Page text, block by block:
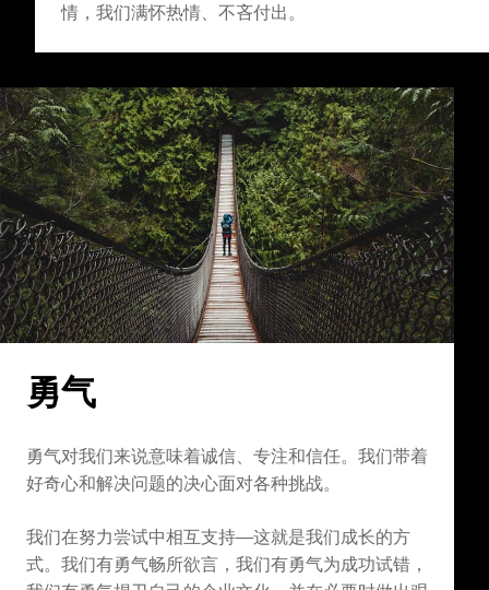
情，我们满怀热情、不吝付出。
勇气
勇气对我们来说意味着诚信、专注和信任。我们带着
好奇心和解决问题的决心面对各种挑战。
我们在努力尝试中相互支持—这就是我们成长的方
式。我们有勇气畅所欲言，我们有勇气为成功试错，